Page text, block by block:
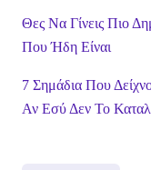
Θες Να Γίνεις Πιο
Που Ήδη Είναι
7 Σημάδια Που
Αν Εσύ Δεν Το